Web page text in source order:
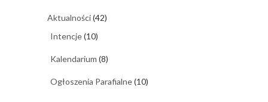
Aktualności(42)
Intencje(10)
Kalendarium (8)
Ogłoszenia Parafialne(10)